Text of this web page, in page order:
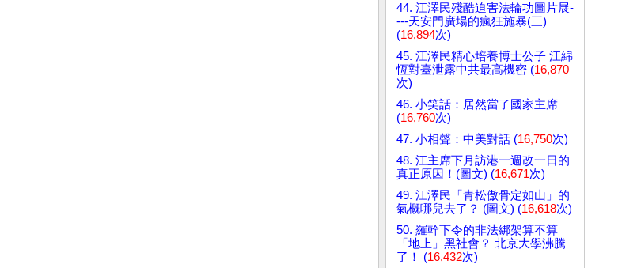
44. 江澤民殘酷迫害法輪功圖片展-
---天安門廣場的瘋狂施暴(三)
(16,894次)
45. 江澤民精心培養博士公子 江綿
恆對臺泄露中共最高機密 (16,870
次)
46. 小笑話：居然當了國家主席
(16,760次)
47. 小相聲：中美對話 (16,750次)
48. 江主席下月訪港一週改一日的
真正原因！(圖文) (16,671次)
49. 江澤民「青松傲骨定如山」的
氣概哪兒去了？ (圖文) (16,618次)
50. 羅幹下令的非法綁架算不算
「地上」黑社會？ 北京大學沸騰
了！ (16,432次)